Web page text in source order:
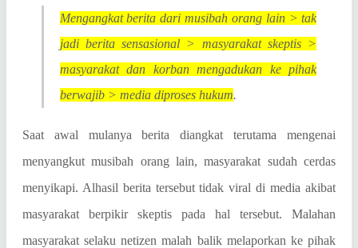
Mengangkat berita dari musibah orang lain > tak
jadi berita sensasional > masyarakat skeptis >
masyarakat dan korban mengadukan ke pihak
berwajib > media diproses hukum.
Saat awal mulanya berita diangkat terutama mengenai
menyangkut musibah orang lain, masyarakat sudah cerdas
menyikapi. Alhasil berita tersebut tidak viral di media akibat
masyarakat berpikir skeptis pada hal tersebut. Malahan
masyarakat selaku netizen malah balik melaporkan ke pihak